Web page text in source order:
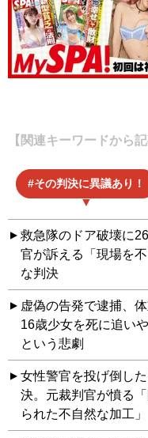
【関連キーワードから
その判決に異議あり！
救急隊のドア破壊に
官が訴える「現場を
な判決
虚偽の告発で逮捕、
16歳少女を死に追い
という悲劇
女性警官を投げ倒し
決。元裁判官が憤る
られた不自然な加工」